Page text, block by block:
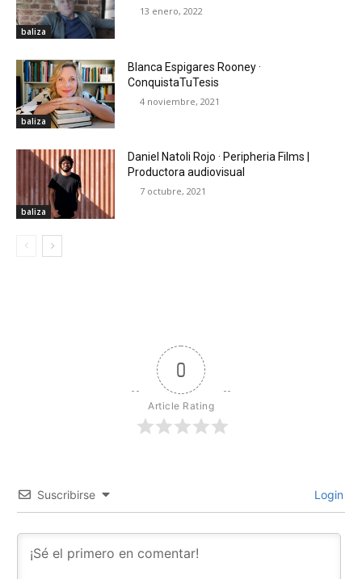
baliza
13 enero, 2022
baliza
Blanca Espigares Rooney ·
ConquistaTuTesis
4 noviembre, 2021
baliza
Daniel Natoli Rojo · Peripheria Films |
Productora audiovisual
7 octubre, 2021
0
Article Rating
Suscribirse Login